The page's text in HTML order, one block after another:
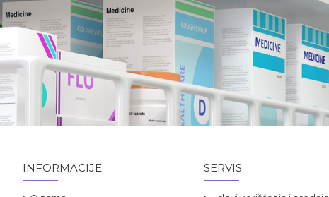
INFORMACIJE SERVIS